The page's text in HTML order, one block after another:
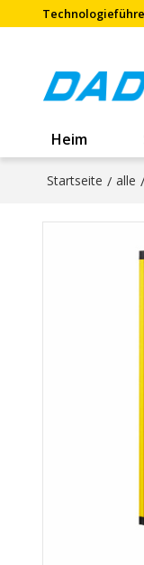
Heim
Startseite / alle /